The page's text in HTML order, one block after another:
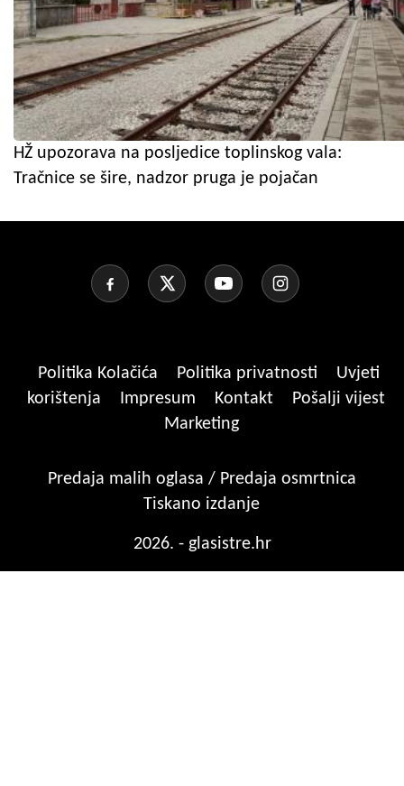
HŽ upozorava na posljedice toplinskog vala:
Tračnice se šire, nadzor pruga je pojačan
Politika Kolačića Politika privatnosti
Uvjeti
korištenja
Impresum Kontakt
Pošalji vijest
Marketing
Predaja malih oglasa / Predaja osmrtnica
Tiskano izdanje
2026. - glasistre.hr